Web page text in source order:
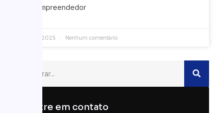
um empreendedor
22/10/2025 Nenhum comentário
Entre em contato